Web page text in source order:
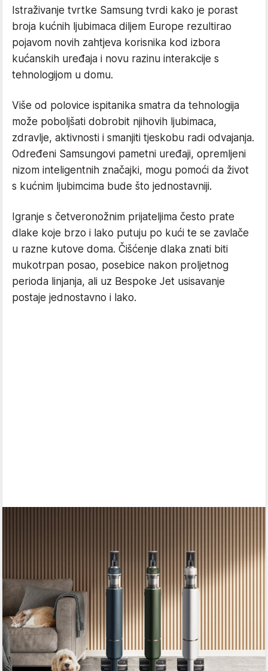
Istraživanje tvrtke Samsung tvrdi kako je porast
broja kućnih ljubimaca diljem Europe rezultirao
pojavom novih zahtjeva korisnika kod izbora
kućanskih uređaja i novu razinu interakcije s
tehnologijom u domu.
Više od polovice ispitanika smatra da tehnologija
može poboljšati dobrobit njihovih ljubimaca,
zdravlje, aktivnosti i smanjiti tjeskobu radi odvajanja.
Određeni Samsungovi pametni uređaji, opremljeni
nizom inteligentnih značajki, mogu pomoći da život
s kućnim ljubimcima bude što jednostavniji.
Igranje s četveronožnim prijateljima često prate
dlake koje brzo i lako putuju po kući te se zavlače
u razne kutove doma. Čišćenje dlaka znati biti
mukotrpan posao, posebice nakon proljetnog
perioda linjanja, ali uz Bespoke Jet usisavanje
postaje jednostavno i lako.